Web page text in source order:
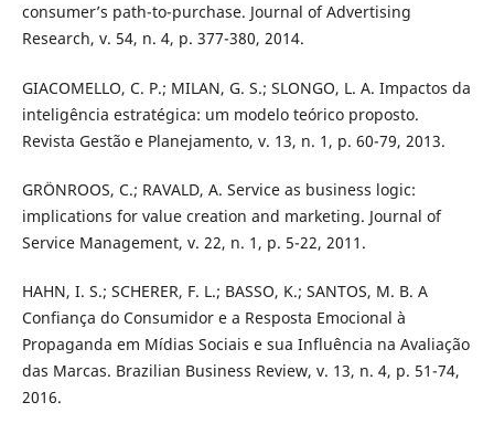
consumer’s path-to-purchase. Journal of Advertising
Research, v. 54, n. 4, p. 377-380, 2014.
GIACOMELLO, C. P.; MILAN, G. S.; SLONGO, L. A. Impactos da
inteligência estratégica: um modelo teórico proposto.
Revista Gestão e Planejamento, v. 13, n. 1, p. 60-79, 2013.
GRÖNROOS, C.; RAVALD, A. Service as business logic:
implications for value creation and marketing. Journal of
Service Management, v. 22, n. 1, p. 5-22, 2011.
HAHN, I. S.; SCHERER, F. L.; BASSO, K.; SANTOS, M. B. A
Confiança do Consumidor e a Resposta Emocional à
Propaganda em Mídias Sociais e sua Influência na Avaliação
das Marcas. Brazilian Business Review, v. 13, n. 4, p. 51-74,
2016.